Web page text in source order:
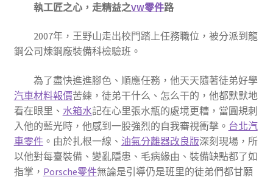
執工匠之心，走精益之VW零件路
2007年，王野山走出校門踏上任務職位，被分派到龍
鋼公司煉鋼廠裝備科檢驗班。
為了盡快進進腳色、順應任務，他天天隨著徒弟好學
汽車材料報價苦練，徒弟干什么、怎么干的，他都默默地
看在眼里、 水箱水記在心里張水瓶的處境更糟，當圓規刺
入他的藍光時，他感到一股強烈的自我審視衝擊。 台北汽
車零件。由於扎根一線、 油氣分離器改良版深刻現場，所
以他對每臺裝備、變亂隱患、毛病緣由、裝備缺點都了如
指掌， Porsche零件無論是引導仍是班里的徒弟們都甘願